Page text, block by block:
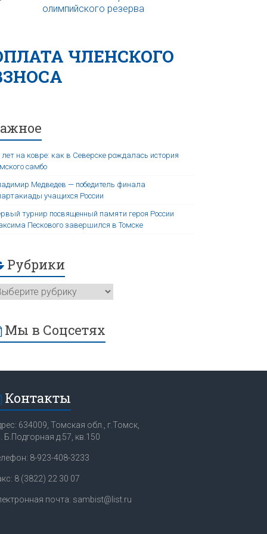
ЧЛЕНСКОГО
лет на ковре: как в Северске рождалась история
самбо
Медведев — победитель финала
учащихся России
турнир посвященный памяти героя России
Пескового завершился в Томске
Рубрики
Мы в Соцсетях
Контакты
634009, Томская обл., г.Томск,
Б.Подгорная д.57, кв.150
8-923-408-3233
8 (3822) 22 30 07
почта: sambist@list.ru